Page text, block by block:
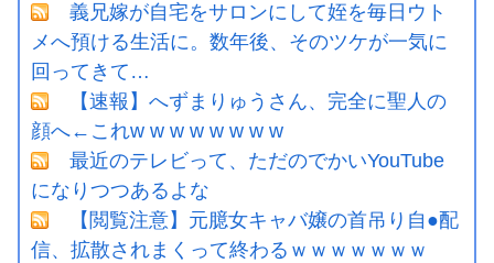
義兄嫁が自宅をサロンにして姪を毎日ウト
メへ預ける生活に。数年後、そのツケが一気に
回ってきて…
【速報】へずまりゅうさん、完全に聖人の
顔へ←これw w w w w w w w
最近のテレビって、ただのでかいYouTube
になりつつあるよな
【閲覧注意】元臆女キャバ嬢の首吊り自●配
信、拡散されまくって終わるｗｗｗｗｗｗｗ